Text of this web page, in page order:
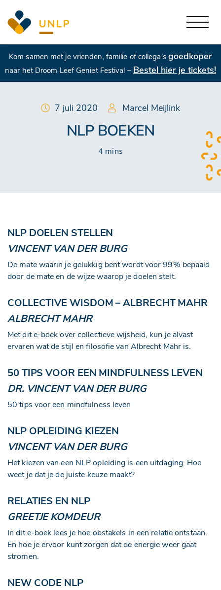
Kom samen met je vrienden, familie of collega’s goedkoper
naar het Droom Leef Geniet Festival – Bestel hier je tickets!
7 juli 2020 Marcel Meijlink
NLP BOEKEN
4 mins
NLP DOELEN STELLEN
VINCENT VAN DER BURG
De mate waarin je gelukkig bent wordt voor 99% bepaald
door de mate en de wijze waarop je doelen stelt.
COLLECTIVE WISDOM – ALBRECHT MAHR
ALBRECHT MAHR
Met dit e-boek over collectieve wijsheid, kun je alvast
ervaren wat de stijl en filosofie van Albrecht Mahr is.
50 TIPS VOOR EEN MINDFULNESS LEVEN
DR. VINCENT VAN DER BURG
50 tips voor een mindfulness leven
NLP OPLEIDING KIEZEN
VINCENT VAN DER BURG
Het kiezen van een NLP opleiding is een uitdaging. Hoe
weet je dat je de juiste keuze maakt?
RELATIES EN NLP
GREETJE KOMDEUR
In dit e-boek lees je hoe obstakels in een relatie ontstaan.
En hoe je ervoor kunt zorgen dat de energie weer gaat
stromen.
NEW CODE NLP